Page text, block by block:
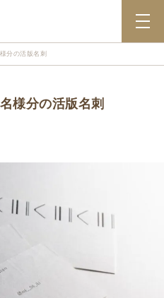
分の活版名刺
様分の活版名刺